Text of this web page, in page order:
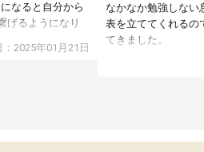
なると自分から
げるようになり
もとても気に入
：2025年01月21日
なかなか勉強しない
表を立ててくれるの
てきました。
オンラインで週に一
い日も予定表に基